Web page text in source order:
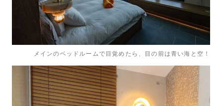
メインのベッドルームで目覚めたら、目の前は青い海と空！